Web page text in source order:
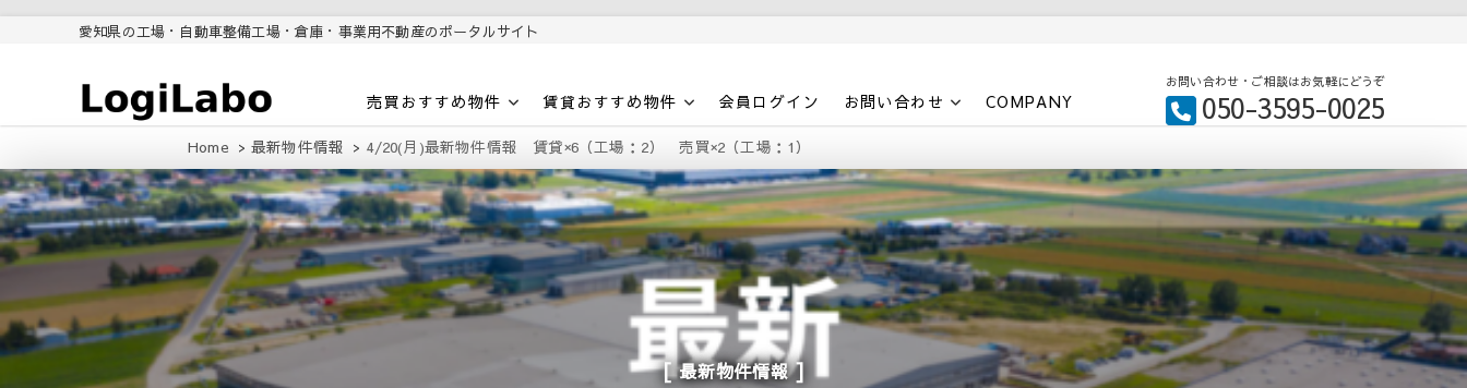
愛知県の工場・自動車整備工場・倉庫・事業用不動産のポータルサイト
ロジラボ
愛知県の工場・クレーン付工
場・自動車整備工場・倉庫・事
業用不動産のポータルサイト
売買おすすめ物件 賃貸おすすめ物件 会員ログイン お問い合わせ COMPANY
お問い合わせ・ご相談はお気軽にどうぞ
050-3595-0025
Home 最新物件情報 4/20(月)最新物件情報 賃貸×6（工場：2） 売買×2（工場：1）
最新物件情報